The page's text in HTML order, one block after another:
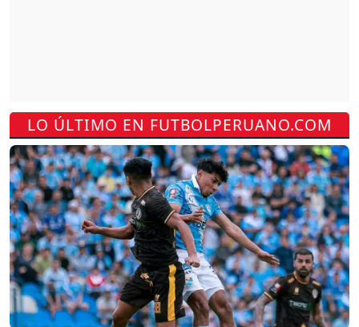
LO ÚLTIMO EN FUTBOLPERUANO.COM